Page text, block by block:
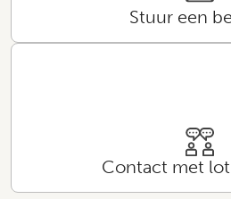
Stuur een
Contact met